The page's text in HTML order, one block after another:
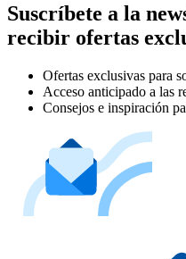
Suscríbete a la
recibir ofertas
Ofertas exclusivas para
Acceso anticipado a las
Consejos e inspiración